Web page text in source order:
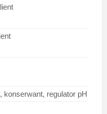
konserwant, regulator pH